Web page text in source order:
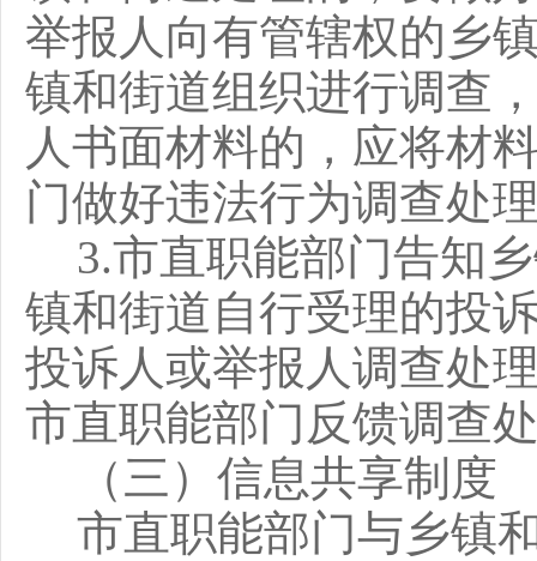
举报人向有管辖权的乡
镇和街道组织进行调查
人书面材料的，应将材
门做好违法行为调查处
3.市直职能部门告知
镇和街道自行受理的投
投诉人或举报人调查处
市直职能部门反馈调查
（三）信息共享制度
市直职能部门与乡镇